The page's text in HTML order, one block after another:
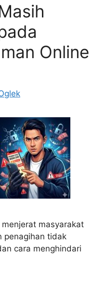
Online
masyarakat
penagihan tidak
cara menghindari